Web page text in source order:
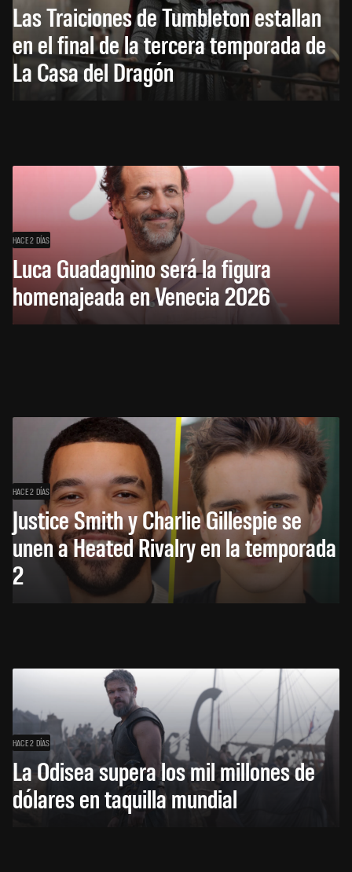
Las Traiciones de Tumbleton estallan
en el final de la tercera temporada de
La Casa del Dragón
HACE 2 DÍAS
Luca Guadagnino será la figura
homenajeada en Venecia 2026
HACE 2 DÍAS
Justice Smith y Charlie Gillespie se
unen a Heated Rivalry en la temporada
2
HACE 2 DÍAS
La Odisea supera los mil millones de
dólares en taquilla mundial